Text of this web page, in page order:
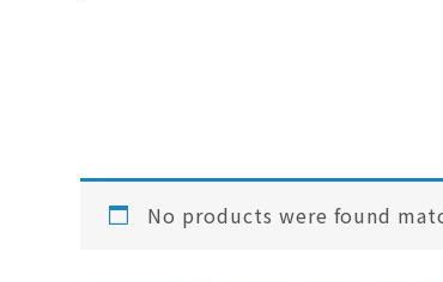
No products were found